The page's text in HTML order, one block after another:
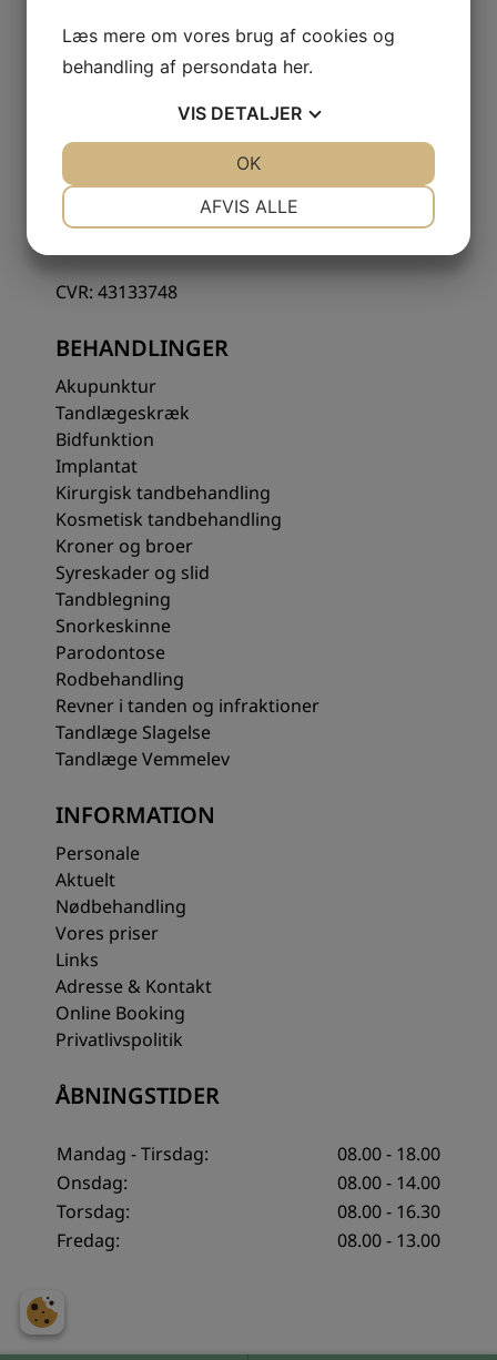
KONTAKTINFORMATION
Korsør Tandlægeklinik I/S
4220 Korsør
CVR: 43133748
BEHANDLINGER
Akupunktur
Tandlægeskræk
Bidfunktion
Implantat
Kirurgisk tandbehandling
Kosmetisk tandbehandling
Kroner og broer
Syreskader og slid
Tandblegning
Snorkeskinne
Parodontose
Rodbehandling
Revner i tanden og infraktioner
Tandlæge Slagelse
Tandlæge Vemmelev
INFORMATION
Personale
Aktuelt
Nødbehandling
Vores priser
Links
Adresse & Kontakt
Online Booking
Privatlivspolitik
ÅBNINGSTIDER
Mandag - Tirsdag:
08.00 - 18.00
Onsdag:
08.00 - 14.00
Torsdag:
08.00 - 16.30
Fredag:
08.00 - 13.00
Læs mere om vores brug af cookies og
behandling af persondata her.
VIS DETALJER
AFVIS ALLE
OK